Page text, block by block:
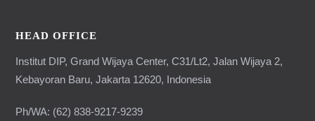
HEAD OFFICE
Institut DIP, Grand Wijaya Center, C31/Lt2, Jalan Wijaya 2,
Kebayoran Baru, Jakarta 12620, Indonesia
Ph/WA: (62) 838-9217-9239